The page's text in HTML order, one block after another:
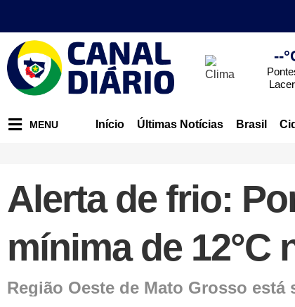
--
MENU Início Últimas Notícias Brasil
Alerta de frio:
mínima de 12°C
Região Oeste de Mato Grosso